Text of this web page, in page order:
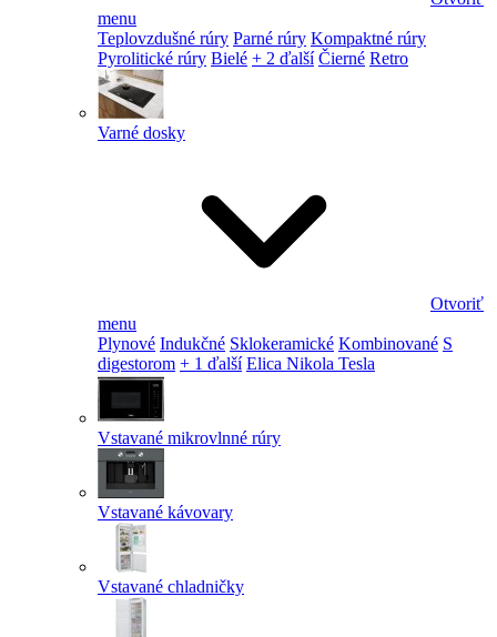
menu
Teplovzdušné rúry Parné rúry Kompaktné rúry
Pyrolitické rúry Bielé + 2 ďalší Čierné Retro
Varné dosky
Otvoriť
menu
Plynové Indukčné Sklokeramické Kombinované S
digestorom + 1 ďalší Elica Nikola Tesla
Vstavané mikrovlnné rúry
Vstavané kávovary
Vstavané chladničky